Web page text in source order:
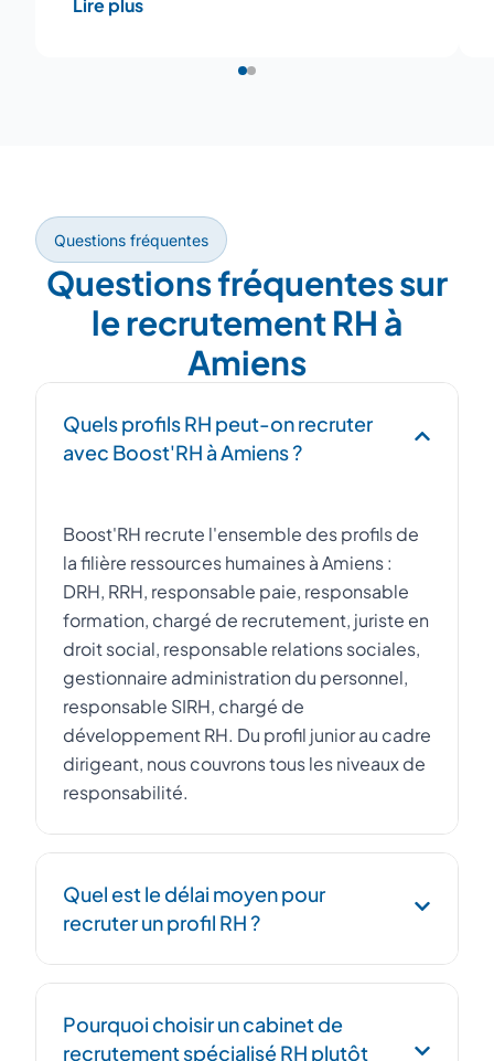
Questions fréquentes
Questions fréquentes sur
le recrutement RH à
Amiens
Quels profils RH peut-on recruter
avec Boost'RH à Amiens ?
Boost'RH recrute l'ensemble des profils de
la filière ressources humaines à Amiens :
DRH, RRH, responsable paie, responsable
formation, chargé de recrutement, juriste en
droit social, responsable relations sociales,
gestionnaire administration du personnel,
responsable SIRH, chargé de
développement RH. Du profil junior au cadre
dirigeant, nous couvrons tous les niveaux de
responsabilité.
Quel est le délai moyen pour
recruter un profil RH ?
de 2 à 3 candidats qualifiés sous 2 à 3
Pourquoi choisir un cabinet de
recrutement spécialisé RH plutôt